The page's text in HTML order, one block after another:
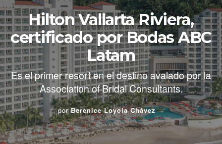
Hilton Vallarta Riviera,
certificado por Bodas ABC
Latam
Es el primer resort en el destino avalado por la
Association of Bridal Consultants.
por Berenice Loyola Chávez